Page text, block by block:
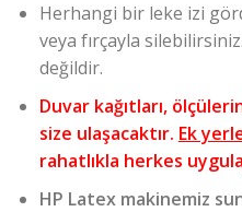
Herhangi bir leke izi
veya fırçayla
değildir.
Duvar kağıtları,
size ulaşacaktır. Ek
rahatlıkla herkes
HP Latex makinemiz